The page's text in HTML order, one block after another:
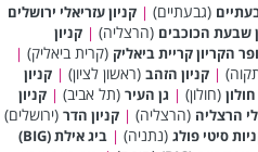
(גבעתיים) | קניון עזריאלי ירושלים
שבעת הכוכבים (הרצליה) | קניון
הקריון קריית ביאליק (קרית ביאליק) |
| קניון הזהב (ראשון לציון) | קניון
(חולון) | גן העיר (תל אביב) | קניון
הרצליה (הרצליה) | קניון הדר (ירושלים)
סיטי פולג (נתניה) | ביג אילת (BIG)